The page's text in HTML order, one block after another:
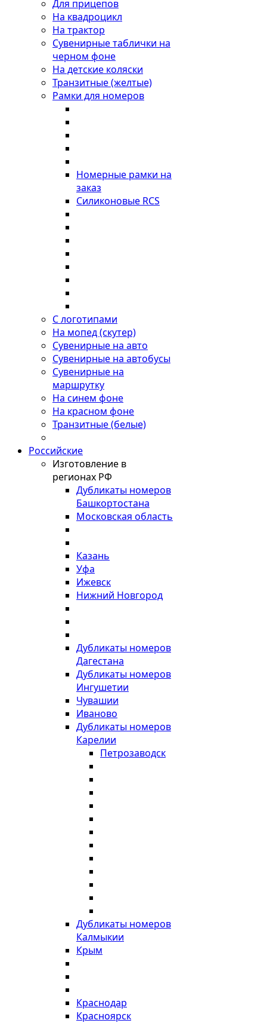
Для прицепов
На квадроцикл
На трактор
Сувенирные таблички на
черном фоне
На детские коляски
Транзитные (желтые)
Рамки для номеров
Номерные рамки на
заказ
Силиконовые RCS
С логотипами
На мопед (скутер)
Сувенирные на авто
Сувенирные на автобусы
Сувенирные на
маршрутку
На синем фоне
На красном фоне
Транзитные (белые)
Российские
Изготовление в
регионах РФ
Дубликаты номеров
Башкортостана
Московская область
Казань
Уфа
Ижевск
Нижний Новгород
Дубликаты номеров
Дагестана
Дубликаты номеров
Ингушетии
Чувашии
Иваново
Дубликаты номеров
Карелии
Петрозаводск
Дубликаты номеров
Калмыкии
Крым
Краснодар
Красноярск